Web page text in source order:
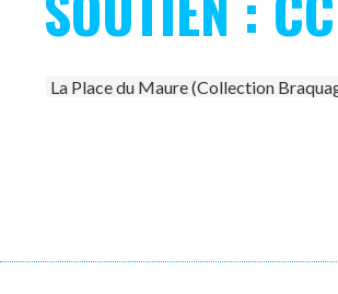
La Place du Maure (Collection